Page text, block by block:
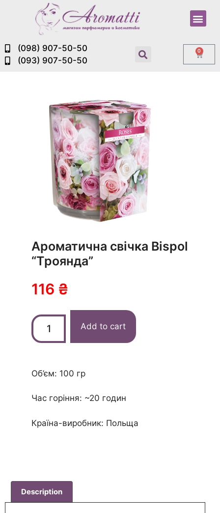
(098) 907-50-50
(093) 907-50-50
0
Ароматична свічка Bispol
“Троянда”
116 ₴
Add to cart
Об’єм: 100 гр
Час горіння: ~20 годин
Країна-виробник: Польща
Description